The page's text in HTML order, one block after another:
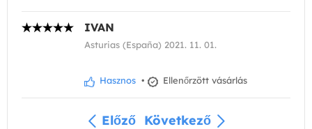
IVAN
Asturias (España) 2021. 11. 01.
Hasznos • Ellenőrzött vásárlás
Előző Következő